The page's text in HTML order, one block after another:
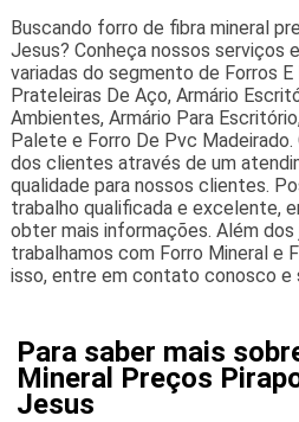
Buscando forro de fibra mineral
Jesus? Conheça nossos serviços
variadas do segmento de Forros E
Prateleiras De Aço, Armário
Ambientes, Armário Para
Palete e Forro De Pvc
dos clientes através de um
qualidade para nossos clientes.
trabalho qualificada e excelente,
obter mais informações. Além dos
trabalhamos com Forro Mineral e
isso, entre em contato conosco e
Para saber mais
Mineral Preços
Jesus